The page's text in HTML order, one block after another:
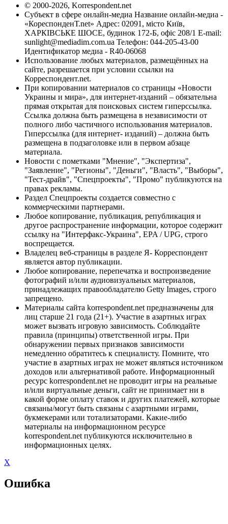
© 2000-2026, Korrespondent.net
Субъект в сфере онлайн-медиа Название онлайн-медиа -
«КореспонденТ.net» Адрес: 02091, місто Київ,
ХАРКІВСЬКЕ ШОСЕ, будинок 172-Б, офіс 208/1 E-mail:
sunlight@mediadim.com.ua Телефон: 044-205-43-00
Идентификатор медиа - R40-06068
Использование любых материалов, размещённых на
сайте, разрешается при условии ссылки на
Корреспондент.net.
При копировании материалов со страницы «Новости
Украины и мира», для интернет-изданий – обязательна
прямая открытая для поисковых систем гиперссылка.
Ссылка должна быть размещена в независимости от
полного либо частичного использования материалов.
Гиперссылка (для интернет- изданий) – должна быть
размещена в подзаголовке или в первом абзаце
материала.
Новости с пометками "Мнение", "Экспертиза",
"Заявление", "Регионы", "Деньги", "Власть", "Выборы",
"Тест-драйв", "Спецпроекты", "Промо" публикуются на
правах рекламы.
Раздел Спецпроекты создается совместно с
коммерческими партнерами.
Любое копирование, публикация, републикация и
другое распространение информации, которое содержит
ссылку на "Интерфакс-Украина", EPA / UPG, строго
воспрещается.
Владелец веб-страницы в разделе Я- Корреспондент
является автор публикации.
Любое копирование, перепечатка и воспроизведение
фотографий и/или аудиовизуальных материалов,
принадлежащих правообладателю Getty Images, строго
запрещено.
Материалы сайта korrespondent.net предназначены для
лиц старше 21 года (21+). Участие в азартных играх
может вызвать игровую зависимость. Соблюдайте
правила (принципы) ответственной игры. При
обнаружении первых признаков зависимости
немедленно обратитесь к специалисту. Помните, что
участие в азартных играх не может являться источником
доходов или альтернативой работе. Информационный
ресурс korrespondent.net не проводит игры на реальные
и/или виртуальные деньги, сайт не принимает ни в
какой форме оплату ставок и других платежей, которые
связаны/могут быть связаны с азартными играми,
букмекерами или тотализаторами. Какие-либо
материалы на информационном ресурсе
korrespondent.net публикуются исключительно в
информационных целях.
X
Ошибка